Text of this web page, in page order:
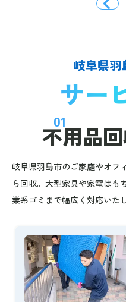
岐阜県羽
サー
01
不用品
岐阜県羽島市のご家庭やオフ
ら回収。大型家具や家電はも
業系ゴミまで幅広く対応いた